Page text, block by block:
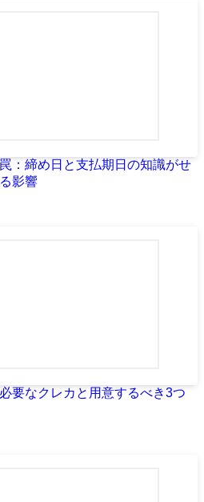
：締め日と支払期日の知識がせ
影響
要なクレカと用意するべき3つ